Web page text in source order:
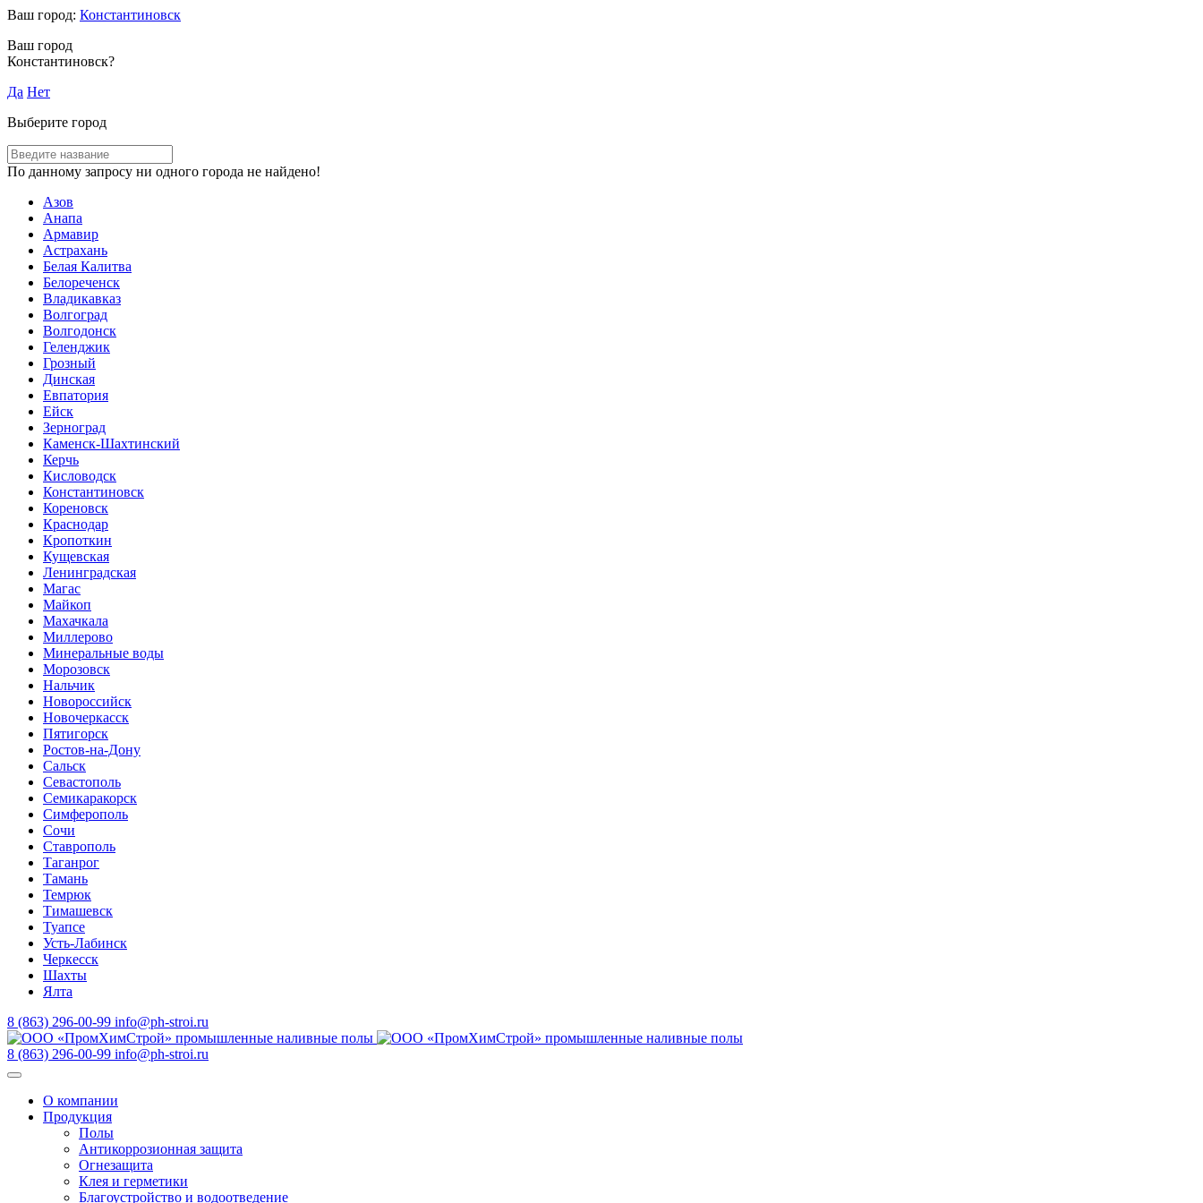
Ваш город: Константиновск
Ваш город
Константиновск?
Да Нет
Выберите город
По данному запросу ни одного города не найдено!
Азов
Анапа
Армавир
Астрахань
Белая Калитва
Белореченск
Владикавказ
Волгоград
Волгодонск
Геленджик
Грозный
Динская
Евпатория
Ейск
Зерноград
Каменск-Шахтинский
Керчь
Кисловодск
Константиновск
Кореновск
Краснодар
Кропоткин
Кущевская
Ленинградская
Магас
Майкоп
Махачкала
Миллерово
Минеральные воды
Морозовск
Нальчик
Новороссийск
Новочеркасск
Пятигорск
Ростов-на-Дону
Сальск
Севастополь
Семикаракорск
Симферополь
Сочи
Ставрополь
Таганрог
Тамань
Темрюк
Тимашевск
Туапсе
Усть-Лабинск
Черкесск
Шахты
Ялта
8 (863) 296-00-99 info@ph-stroi.ru
8 (863) 296-00-99 info@ph-stroi.ru
О компании
Продукция
Полы
Антикоррозионная защита
Огнезащита
Клея и герметики
Благоустройство и водоотведение